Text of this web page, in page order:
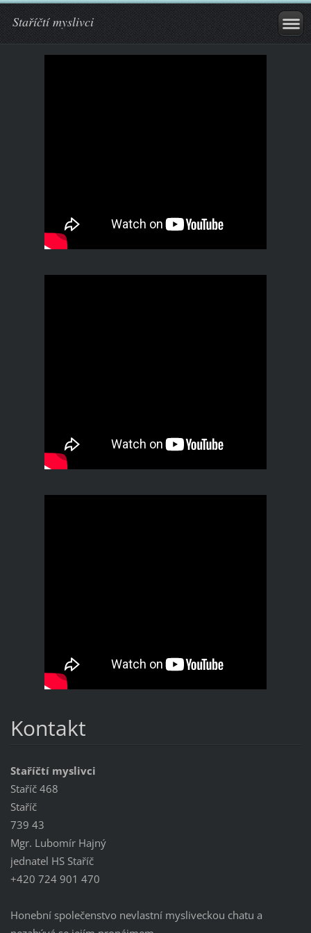
Staříčtí myslivci
Kontakt
Staříčtí myslivci
Staříč 468
Staříč
739 43
Mgr. Lubomír Hajný
jednatel HS Staříč
+420 724 901 470
Honební společenstvo nevlastní mysliveckou chatu a